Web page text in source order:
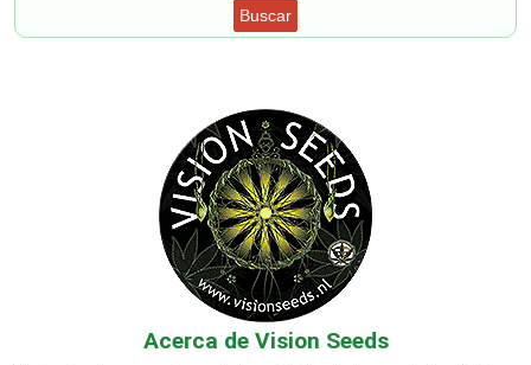
Buscar
Acerca de Vision Seeds